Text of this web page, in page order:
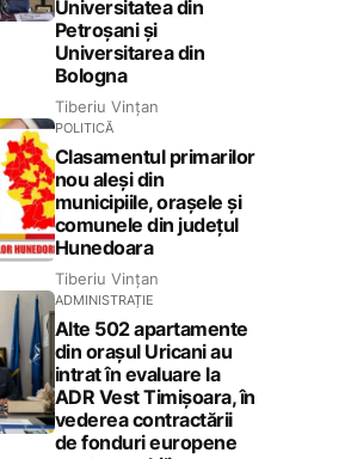
Universitatea din
Petroșani și
Universitarea din
Bologna
Tiberiu Vințan
POLITICĂ
Clasamentul primarilor
nou aleși din
municipiile, orașele și
comunele din județul
Hunedoara
Tiberiu Vințan
ADMINISTRAȚIE
Alte 502 apartamente
din orașul Uricani au
intrat în evaluare la
ADR Vest Timișoara, în
vederea contractării
de fonduri europene